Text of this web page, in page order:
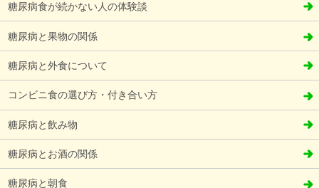
糖尿病食が続かない人の体験談
糖尿病と果物の関係
糖尿病と外食について
コンビニ食の選び方・付き合い方
糖尿病と飲み物
糖尿病とお酒の関係
糖尿病と朝食